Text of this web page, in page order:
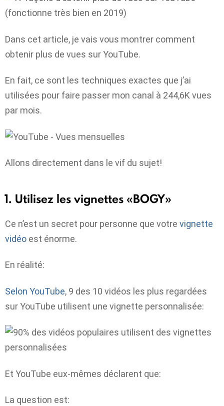
Dans cet article, je vais vous montrer comment
obtenir plus de vues sur YouTube.
En fait, ce sont les techniques exactes que j’ai
utilisées pour faire passer mon canal à 244,6K vues
par mois.
Allons directement dans le vif du sujet!
1. Utilisez les vignettes «BOGY»
Ce n’est un secret pour personne que votre vignette
vidéo est énorme.
En réalité:
Selon YouTube, 9 des 10 vidéos les plus regardées
sur YouTube utilisent une vignette personnalisée:
Et YouTube eux-mêmes déclarent que:
La question est: